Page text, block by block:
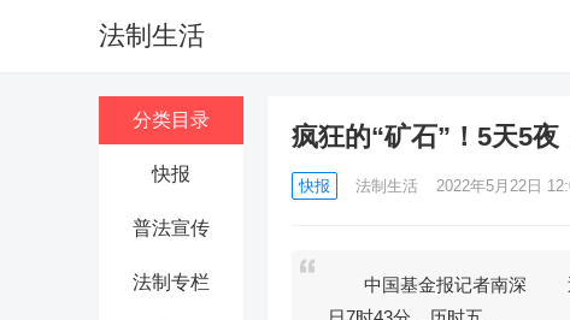
法制生活
分类目录
快报
普法宣传
法制专栏
疯狂的“矿石”！5天5夜
快报 法制生活 2022年5月22日
中国基金报记者南深 近